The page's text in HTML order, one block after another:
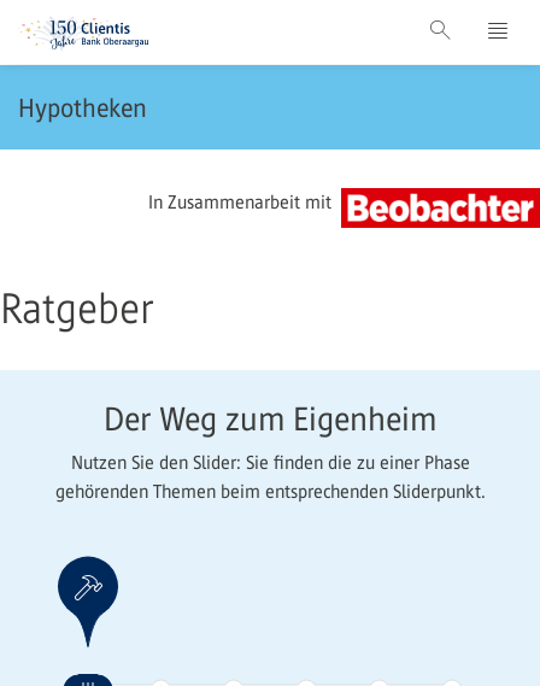
Hypotheken
In Zusammenarbeit mit
Ratgeber
Der Weg zum Eigenheim
Nutzen Sie den Slider: Sie finden die zu einer Phase
gehörenden Themen beim entsprechenden Sliderpunkt.